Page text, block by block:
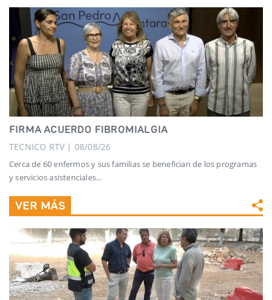
FIRMA ACUERDO FIBROMIALGIA
TECNICO RTV | 08/08/26
Cerca de 60 enfermos y sus familias se benefician de los programas
y servicios asistenciales...
VER MÁS